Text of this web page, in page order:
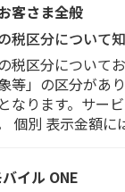
客さま全般
税区分について知
税区分について
象等」の区分が
なります。サー
個別 表示金額
イル ONE